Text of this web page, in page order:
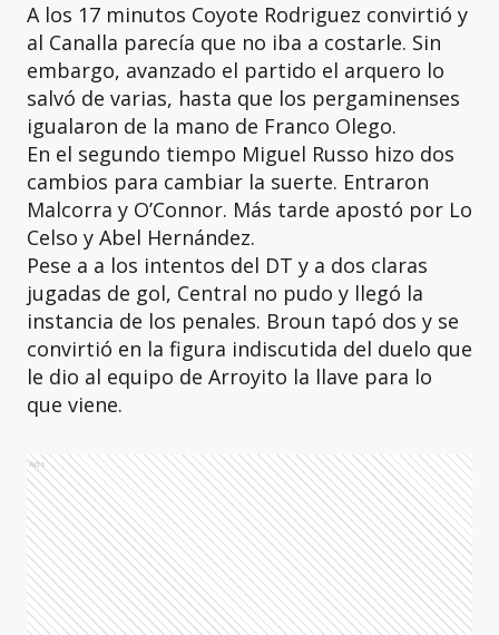
A los 17 minutos Coyote Rodriguez convirtió y
al Canalla parecía que no iba a costarle. Sin
embargo, avanzado el partido el arquero lo
salvó de varias, hasta que los pergaminenses
igualaron de la mano de Franco Olego.
En el segundo tiempo Miguel Russo hizo dos
cambios para cambiar la suerte. Entraron
Malcorra y O’Connor. Más tarde apostó por Lo
Celso y Abel Hernández.
Pese a a los intentos del DT y a dos claras
jugadas de gol, Central no pudo y llegó la
instancia de los penales. Broun tapó dos y se
convirtió en la figura indiscutida del duelo que
le dio al equipo de Arroyito la llave para lo
que viene.
Ads